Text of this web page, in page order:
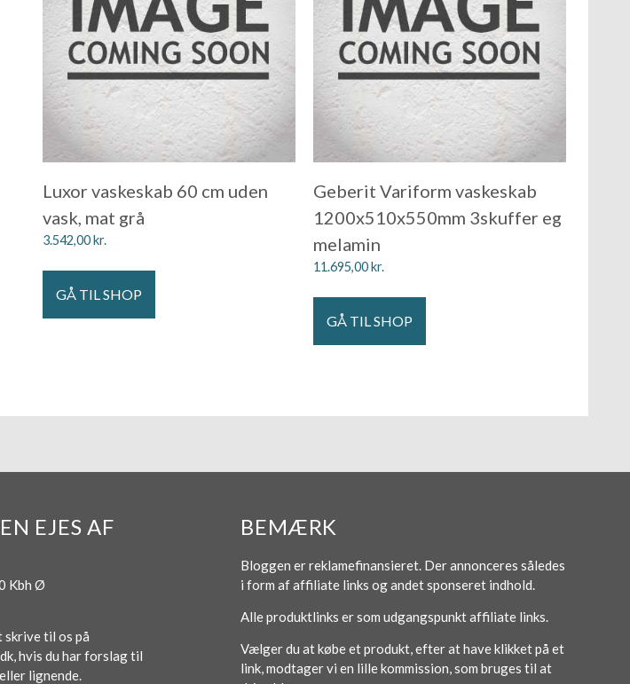
Luxor vaskeskab 60 cm uden
vask, mat grå
3.542,00kr.
GÅ TIL SHOP
Geberit Variform vaskeskab
1200x510x550mm 3skuffer eg
melamin
11.695,00kr.
GÅ TIL SHOP
EJES AF
Kbh Ø
skrive til os på
hvis du har forslag til
lignende.
BEMÆRK
Bloggen er reklamefinansieret. Der annonceres således
i form af affiliate links og andet sponseret indhold.
Alle produktlinks er som udgangspunkt affiliate links.
Vælger du at købe et produkt, efter at have klikket på et
link, modtager vi en lille kommission, som bruges til at